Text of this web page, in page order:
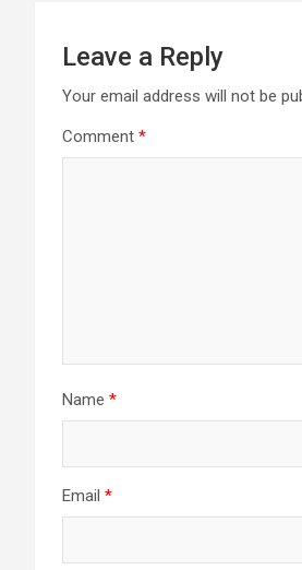
Leave a Reply
Your email address will not be
Comment *
Name *
Email *